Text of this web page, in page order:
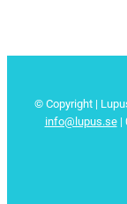
© Copyright |
info@lupus.se|